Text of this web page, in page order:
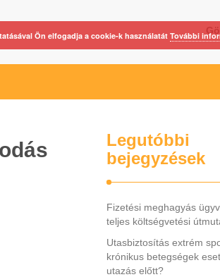
Legutóbbi
bejegyzések
Fizetési meghagyás
teljes költségvetési
Utasbiztosítás extrém
krónikus betegségek
utazás előtt?
Ön elfogadja a cookie-k használatátTovábbi